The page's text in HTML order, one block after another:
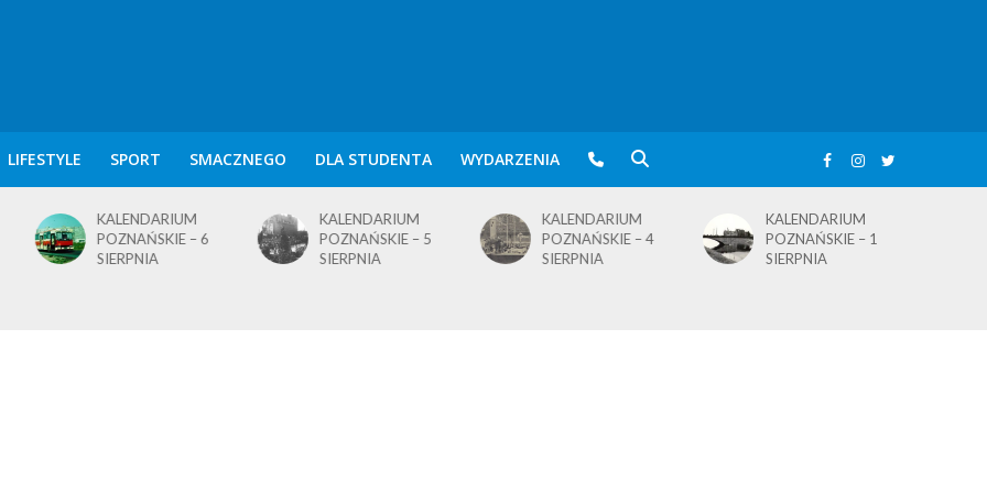
LIFESTYLE SPORT SMACZNEGO DLA STUDENTA WYDARZENIA
KALENDARIUM
POZNAŃSKIE – 5
SIERPNIA
KALENDARIUM
POZNAŃSKIE – 4
SIERPNIA
KALENDARIUM
POZNAŃSKIE – 1
SIERPNIA
BLusowe święto nad
wielkopolskim
jeziorem